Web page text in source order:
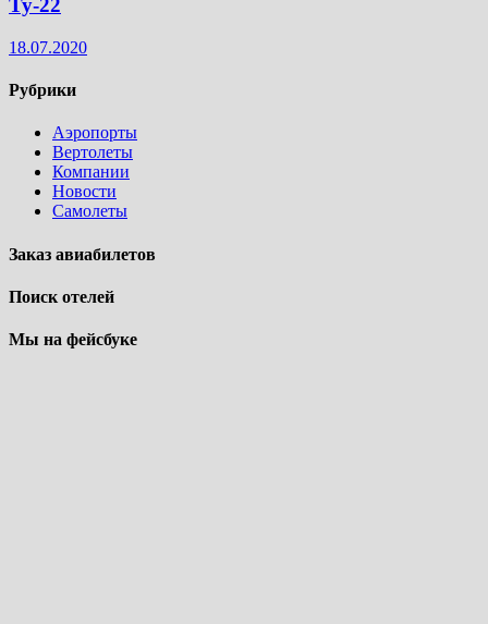
Ту-22
18.07.2020
Рубрики
Аэропорты
Вертолеты
Компании
Новости
Самолеты
Заказ авиабилетов
Поиск отелей
Мы на фейсбуке